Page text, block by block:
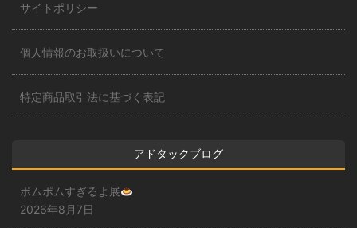
サイトポリシー
個人情報のお取扱いについて
特定商品取引法に基づく表記
アドタックブログ
ポムポムすぎるよ展
2026年8月7日